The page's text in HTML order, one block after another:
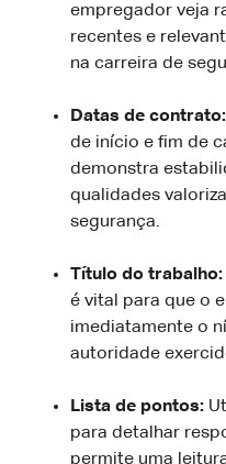
empregador veja
recentes e
na carreira de
Datas de contrato:
de início e fim de
demonstra
qualidades
segurança.
Título do trabalho:
é vital para que o
imediatamente o
autoridade
Lista de pontos:
para detalhar
permite uma